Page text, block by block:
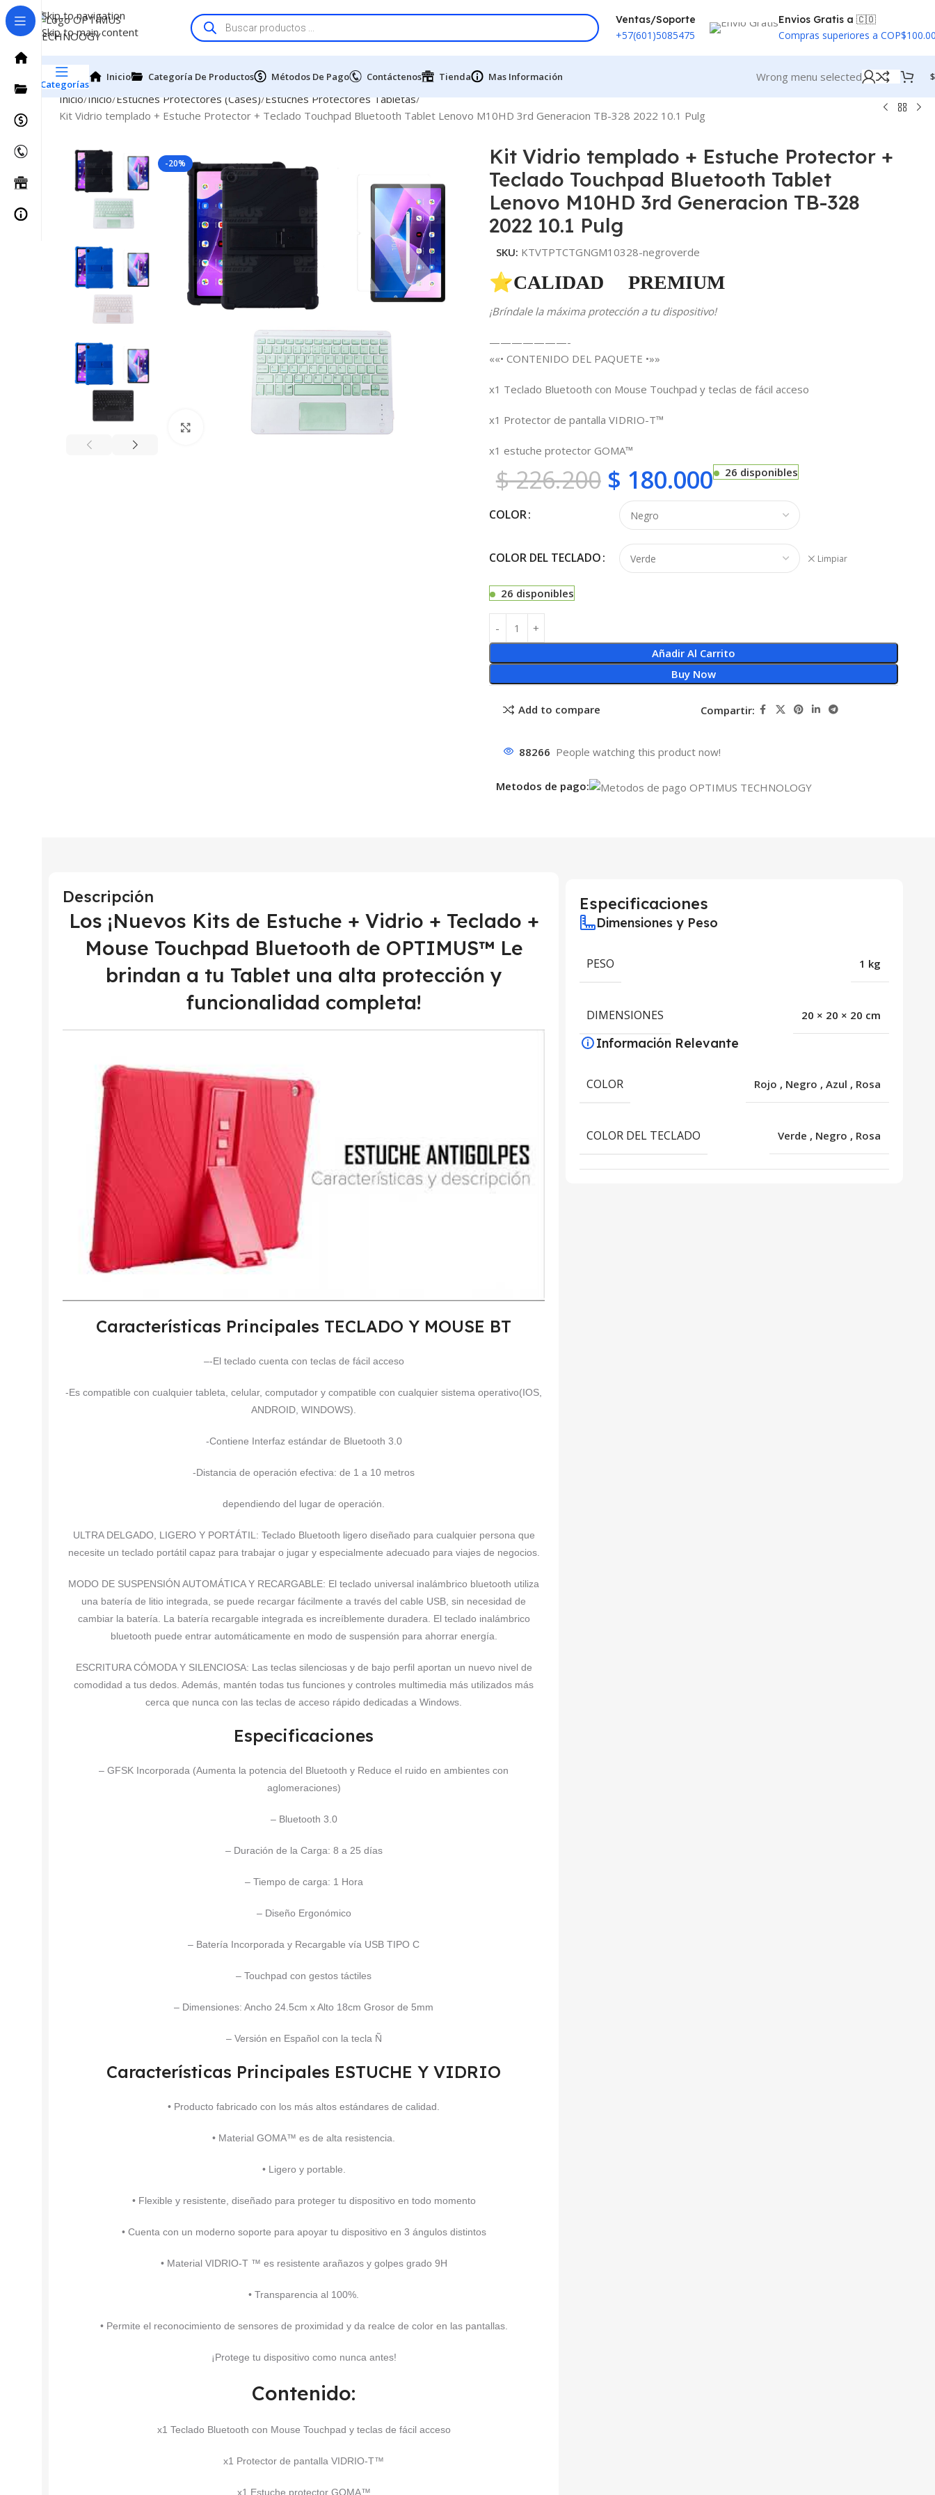
Skip to navigation
Skip to main content
Ventas/Soporte
+57(601)5085475
Envios Gratis a 🇨🇴
Compras superiores a
Categorías
Inicio Categoría De Productos Métodos De Pago Contáctenos Tienda Mas Información Wrong menu selected $
Inicio Inicio Estuches Protectores (Cases) Estuches Protectores Tabletas
Kit Vidrio templado + Estuche Protector + Teclado Touchpad Bluetooth Tablet Lenovo M10HD 3rd Generacion TB-328 2022 10.1 Pulg
-20%
Kit Vidrio templado + Estuche Protector +
Teclado Touchpad Bluetooth Tablet
Lenovo M10HD 3rd Generacion TB-328
2022 10.1 Pulg
SKU: KTVTPTCTGNGM10328-negroverde
⭐CALIDAD PREMIUM
¡Bríndale la máxima protección a tu dispositivo!
———————-
««• CONTENIDO DEL PAQUETE •»»
x1 Teclado Bluetooth con Mouse Touchpad y teclas de fácil acceso
x1 Protector de pantalla VIDRIO-T™
x1 estuche protector GOMA™
$226.200 $ 180.000 26 disponibles
COLOR
COLOR DEL TECLADO Limpiar
26 disponibles
Añadir Al Carrito
Buy Now
Add to compare Compartir:
88266 People watching this product now!
Metodos de pago:
Descripción
Los ¡Nuevos Kits de Estuche + Vidrio + Teclado +
Mouse Touchpad Bluetooth de OPTIMUS™ Le
brindan a tu Tablet una alta protección y
funcionalidad completa!
Características Principales TECLADO Y MOUSE BT
–-El teclado cuenta con teclas de fácil acceso
-Es compatible con cualquier tableta, celular, computador y compatible con cualquier sistema operativo(IOS,
ANDROID, WINDOWS).
-Contiene Interfaz estándar de Bluetooth 3.0
-Distancia de operación efectiva: de 1 a 10 metros
dependiendo del lugar de operación.
ULTRA DELGADO, LIGERO Y PORTÁTIL: Teclado Bluetooth ligero diseñado para cualquier persona que
necesite un teclado portátil capaz para trabajar o jugar y especialmente adecuado para viajes de negocios.
MODO DE SUSPENSIÓN AUTOMÁTICA Y RECARGABLE: El teclado universal inalámbrico bluetooth utiliza
una batería de litio integrada, se puede recargar fácilmente a través del cable USB, sin necesidad de
cambiar la batería. La batería recargable integrada es increíblemente duradera. El teclado inalámbrico
bluetooth puede entrar automáticamente en modo de suspensión para ahorrar energía.
ESCRITURA CÓMODA Y SILENCIOSA: Las teclas silenciosas y de bajo perfil aportan un nuevo nivel de
comodidad a tus dedos. Además, mantén todas tus funciones y controles multimedia más utilizados más
cerca que nunca con las teclas de acceso rápido dedicadas a Windows.
Especificaciones
– GFSK Incorporada (Aumenta la potencia del Bluetooth y Reduce el ruido en ambientes con
aglomeraciones)
– Bluetooth 3.0
– Duración de la Carga: 8 a 25 días
– Tiempo de carga: 1 Hora
– Diseño Ergonómico
– Batería Incorporada y Recargable vía USB TIPO C
– Touchpad con gestos táctiles
– Dimensiones: Ancho 24.5cm x Alto 18cm Grosor de 5mm
– Versión en Español con la tecla Ñ
Características Principales ESTUCHE Y VIDRIO
• Producto fabricado con los más altos estándares de calidad.
• Material GOMA™ es de alta resistencia.
• Ligero y portable.
• Flexible y resistente, diseñado para proteger tu dispositivo en todo momento
• Cuenta con un moderno soporte para apoyar tu dispositivo en 3 ángulos distintos
• Material VIDRIO-T ™ es resistente arañazos y golpes grado 9H
• Transparencia al 100%.
• Permite el reconocimiento de sensores de proximidad y da realce de color en las pantallas.
¡Protege tu dispositivo como nunca antes!
Contenido:
x1 Teclado Bluetooth con Mouse Touchpad y teclas de fácil acceso
x1 Protector de pantalla VIDRIO-T™
x1 Estuche protector GOMA™
Especificaciones
Dimensiones y Peso
PESO 1 kg
DIMENSIONES 20 × 20 × 20 cm
Información Relevante
COLOR Rojo , Negro ,Azul , Rosa
COLOR DEL TECLADO Verde , Negro , Rosa